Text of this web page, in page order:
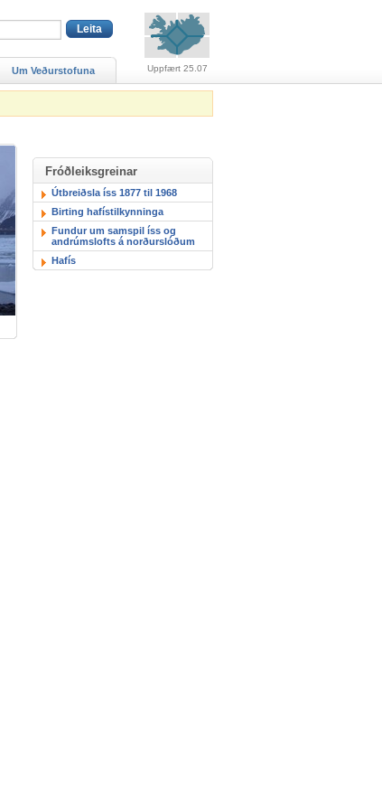
Fróðleiksgreinar
Útbreiðsla íss 1877 til 1968
Birting hafístilkynninga
Fundur um samspil íss og
andrúmslofts á norðurslóðum
Hafís
Um Veðurstofuna Uppfært 25.07